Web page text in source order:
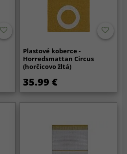
Plastové koberce -
Horredsmattan Circus
(horčicovo žltá)
35.99 €